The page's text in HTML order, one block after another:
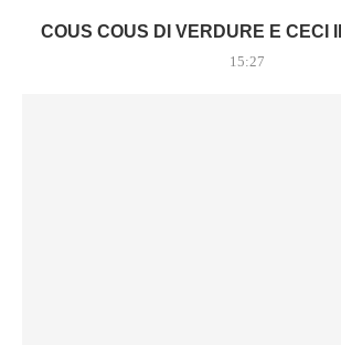
COUS COUS DI VERDURE E CECI
15:27